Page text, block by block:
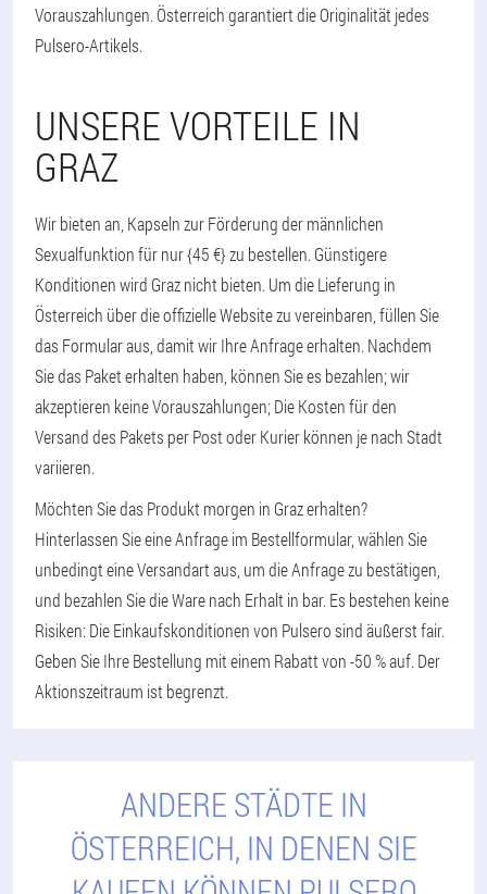
Vorauszahlungen. Österreich garantiert die Originalität jedes
Pulsero-Artikels.
UNSERE VORTEILE IN
GRAZ
Wir bieten an, Kapseln zur Förderung der männlichen
Sexualfunktion für nur {45 €} zu bestellen. Günstigere
Konditionen wird Graz nicht bieten. Um die Lieferung in
Österreich über die offizielle Website zu vereinbaren, füllen Sie
das Formular aus, damit wir Ihre Anfrage erhalten. Nachdem
Sie das Paket erhalten haben, können Sie es bezahlen; wir
akzeptieren keine Vorauszahlungen; Die Kosten für den
Versand des Pakets per Post oder Kurier können je nach Stadt
variieren.
Möchten Sie das Produkt morgen in Graz erhalten?
Hinterlassen Sie eine Anfrage im Bestellformular, wählen Sie
unbedingt eine Versandart aus, um die Anfrage zu bestätigen,
und bezahlen Sie die Ware nach Erhalt in bar. Es bestehen keine
Risiken: Die Einkaufskonditionen von Pulsero sind äußerst fair.
Geben Sie Ihre Bestellung mit einem Rabatt von -50 % auf. Der
Aktionszeitraum ist begrenzt.
ANDERE STÄDTE IN
ÖSTERREICH, IN DENEN SIE